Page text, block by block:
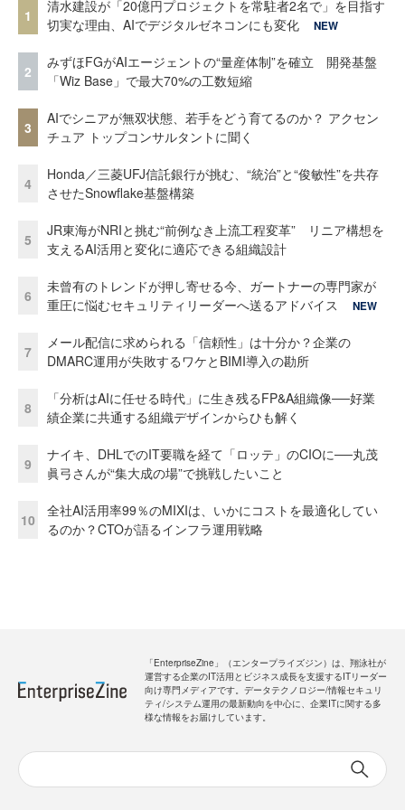
1
清水建設が「20億円プロジェクトを常駐者2名で」を目指す
切実な理由、AIでデジタルゼネコンにも変化
NEW
2
みずほFGがAIエージェントの“量産体制”を確立 開発基盤
「Wiz Base」で最大70%の工数短縮
3
AIでシニアが無双状態、若手をどう育てるのか？ アクセン
チュア トップコンサルタントに聞く
4
Honda／三菱UFJ信託銀行が挑む、“統治”と“俊敏性”を共存
させたSnowflake基盤構築
5
JR東海がNRIと挑む“前例なき上流工程変革” リニア構想を
支えるAI活用と変化に適応できる組織設計
6
未曾有のトレンドが押し寄せる今、ガートナーの専門家が
重圧に悩むセキュリティリーダーへ送るアドバイス
NEW
7
メール配信に求められる「信頼性」は十分か？企業の
DMARC運用が失敗するワケとBIMI導入の勘所
8
「分析はAIに任せる時代」に生き残るFP&A組織像──好業
績企業に共通する組織デザインからひも解く
9
ナイキ、DHLでのIT要職を経て「ロッテ」のCIOに──丸茂
眞弓さんが“集大成の場”で挑戦したいこと
10
全社AI活用率99％のMIXIは、いかにコストを最適化してい
るのか？CTOが語るインフラ運用戦略
「EnterpriseZine」（エンタープライズジン）は、翔泳社が
運営する企業のIT活用とビジネス成長を支援するITリーダー
向け専門メディアです。データテクノロジー/情報セキュリ
ティ/システム運用の最新動向を中心に、企業ITに関する多
様な情報をお届けしています。